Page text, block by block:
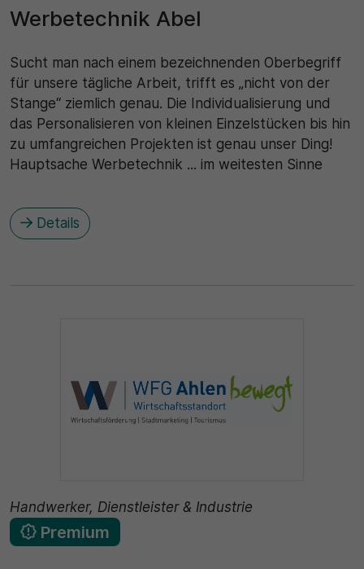
Werbetechnik Abel
Sucht man nach einem bezeichnenden Oberbegriff
für unsere tägliche Arbeit, trifft es „nicht von der
Stange“ ziemlich genau. Die Individualisierung und
das Personalisieren von kleinen Einzelstücken bis hin
zu umfangreichen Projekten ist genau unser Ding!
Hauptsache Werbetechnik ... im weitesten Sinne
Details
Handwerker, Dienstleister & Industrie
Premium